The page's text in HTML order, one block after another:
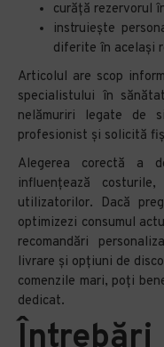
curăță rezervorul
instruiește
diferite în același
Articolul are scop
specialistului în
nelămuriri legate de
profesionist și solicită
Alegerea corectă a
influențează
utilizatorilor. Dacă
optimizezi consumul
recomandări
livrare și opțiuni de
comenzile mari, poți
dedicat.